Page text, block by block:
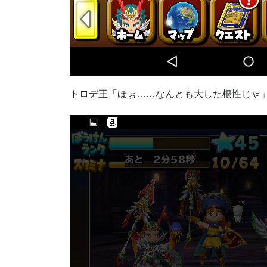
トロデ王「ほぉ……なんとも大した根性じゃ